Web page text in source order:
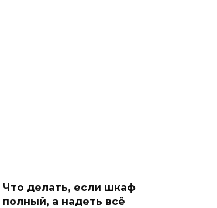
Что делать, если шкаф
полный, а надеть всё